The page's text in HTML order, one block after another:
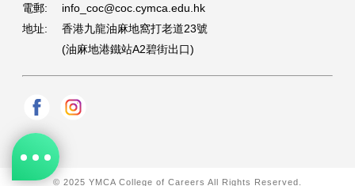
電郵:
info_coc@coc.cymca.edu.hk
地址:
香港九龍油麻地窩打老道23號
(油麻地港鐵站A2碧街出口)
© 2025 YMCA College of Careers All Rights Reserved.